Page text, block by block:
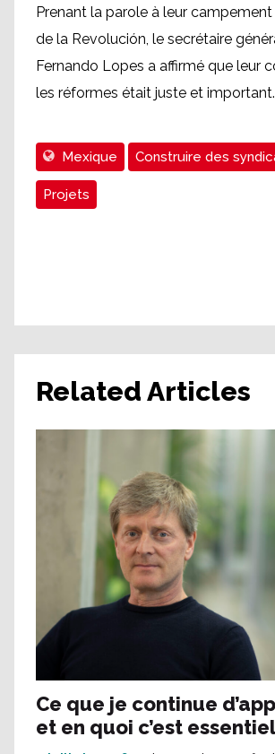
Prenant la parole à leur campement
de la Revolución, le secrétaire
Fernando Lopes a affirmé que leur
les réformes était juste et important.
Mexique Construire des
Projets
Related Articles
Ce que je continue
et en quoi c’est